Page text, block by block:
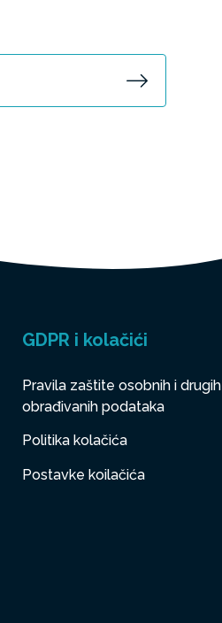
GDPR i kolačići
Pravila zaštite osobnih i drugih
obrađivanih podataka
Politika kolačića
Postavke koilačića